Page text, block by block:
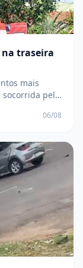
traseira
mais
socorrida pelo
06/08